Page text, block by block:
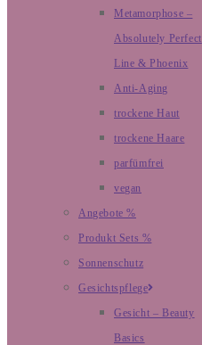
Metamorphose –
Absolutely Perfect
Line & Phoenix
Anti-Aging
trockene Haut
trockene Haare
parfümfrei
vegan
Angebote %
Produkt Sets %
Sonnenschutz
Gesichtspflege
Gesicht – Beauty
Basics